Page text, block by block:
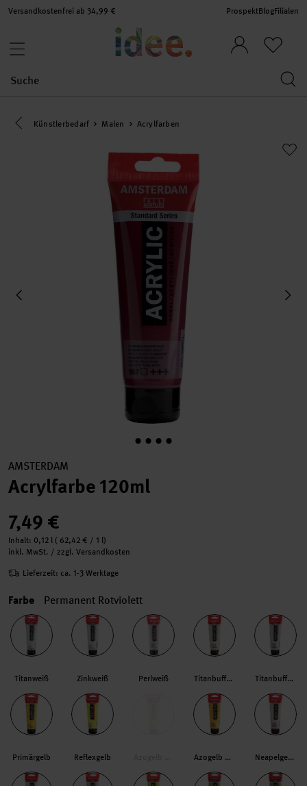
Versandkostenfrei ab 34,99 € ProspektBlogFilialen
Eine Kategorie zurück navigieren
Künstlerbedarf Malen Acrylfarben
AMSTERDAM
Acrylfarbe 120ml
7,49 €
Inhalt: 0,12 l ( 62,42 € / 1 l)
inkl. MwSt. / zzgl. Versandkosten
Lieferzeit: ca. 1-3 Werktage
Farbe Permanent Rotviolett
Titanweiß Zinkweiß Perlweiß Titanbuff Hell Titanbuff dunkel
Primärgelb Reflexgelb Azogelb Mittel Neapelgelb Rot Hell